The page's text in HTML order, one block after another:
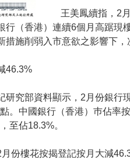
王美鳳續指，2月
行（香港）連續6個月高踞現
措施削弱入市意欲之影響下，
部資料顯示，2月份銀行現
。中國銀行（香港）巿佔率
至佔18.3%。
樓花按揭登記按月大減